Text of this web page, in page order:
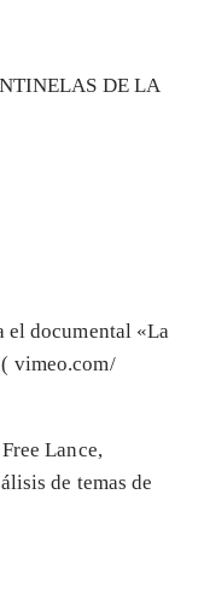
DE LA
el documental «La
vimeo.com/​
Lance,
de temas de